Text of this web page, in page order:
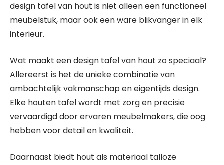
design tafel van hout is niet alleen een functioneel
meubelstuk, maar ook een ware blikvanger in elk
interieur.
Wat maakt een design tafel van hout zo speciaal?
Allereerst is het de unieke combinatie van
ambachtelijk vakmanschap en eigentijds design.
Elke houten tafel wordt met zorg en precisie
vervaardigd door ervaren meubelmakers, die oog
hebben voor detail en kwaliteit.
Daarnaast biedt hout als materiaal talloze